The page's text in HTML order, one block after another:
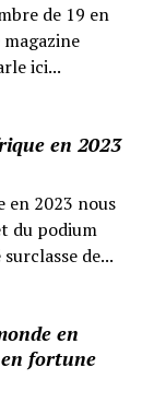
de 19 en
ici...
en 2023
en 2023 nous
du podium
de...
en
fortune